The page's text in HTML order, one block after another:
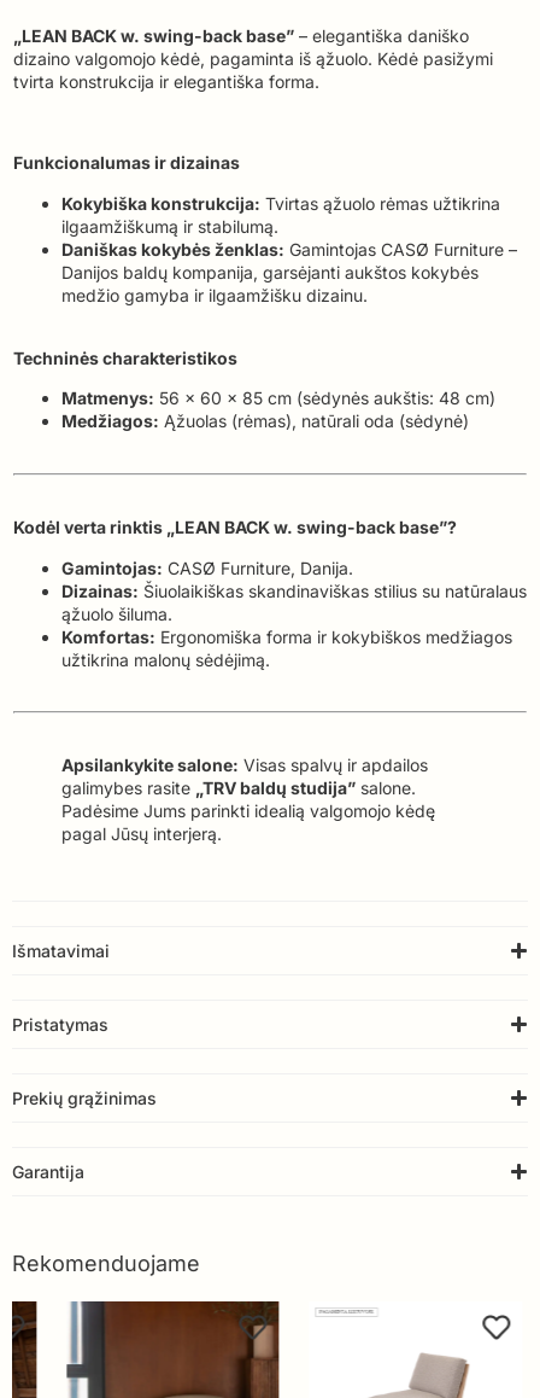
„LEAN BACK w. swing-back base” – elegantiška daniško
dizaino valgomojo kėdė, pagaminta iš ąžuolo. Kėdė pasižymi
tvirta konstrukcija ir elegantiška forma.
Funkcionalumas ir dizainas
Kokybiška konstrukcija: Tvirtas ąžuolo rėmas užtikrina
ilgaamžiškumą ir stabilumą.
Daniškas kokybės ženklas: Gamintojas CASØ Furniture –
Danijos baldų kompanija, garsėjanti aukštos kokybės
medžio gamyba ir ilgaamžišku dizainu.
Techninės charakteristikos
Matmenys: 56 x 60 x 85 cm (sėdynės aukštis: 48 cm)
Medžiagos: Ąžuolas (rėmas), natūrali oda (sėdynė)
Kodėl verta rinktis „LEAN BACK w. swing-back base”?
Gamintojas: CASØ Furniture, Danija.
Dizainas: Šiuolaikiškas skandinaviškas stilius su natūralaus
ąžuolo šiluma.
Komfortas: Ergonomiška forma ir kokybiškos medžiagos
užtikrina malonų sėdėjimą.
Apsilankykite salone: Visas spalvų ir apdailos
galimybes rasite „TRV baldų studija” salone.
Padėsime Jums parinkti idealią valgomojo kėdę
pagal Jūsų interjerą.
Išmatavimai
Pristatymas
Prekių grąžinimas
Garantija
Rekomenduojame